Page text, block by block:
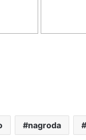
nagroda